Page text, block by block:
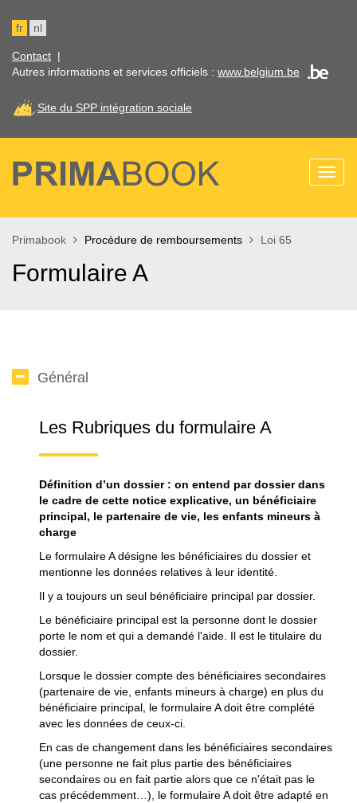
au
contenu
principal
fr nl
Contact |
Autres informations et services officiels : www.belgium.be
Site du SPP intégration sociale
Bienvenue
SPP
sociale.
Primabook Procédure de remboursements Loi 65
Formulaire A
Général
Les Rubriques du formulaire A
Définition d’un dossier : on entend par dossier dans
le cadre de cette notice explicative, un bénéficiaire
principal, le partenaire de vie, les enfants mineurs à
charge
Le formulaire A désigne les bénéficiaires du dossier et
mentionne les données relatives à leur identité.
Il y a toujours un seul bénéficiaire principal par dossier.
Le bénéficiaire principal est la personne dont le dossier
porte le nom et qui a demandé l'aide. Il est le titulaire du
dossier.
Lorsque le dossier compte des bénéficiaires secondaires
(partenaire de vie, enfants mineurs à charge) en plus du
bénéficiaire principal, le formulaire A doit être complété
avec les données de ceux-ci.
En cas de changement dans les bénéficiaires secondaires
(une personne ne fait plus partie des bénéficiaires
secondaires ou en fait partie alors que ce n'était pas le
cas précédemment…), le formulaire A doit être adapté en